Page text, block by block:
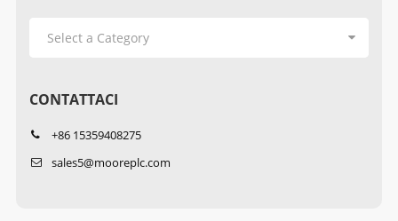
CONTATTACI
+86 15359408275
sales5@mooreplc.com